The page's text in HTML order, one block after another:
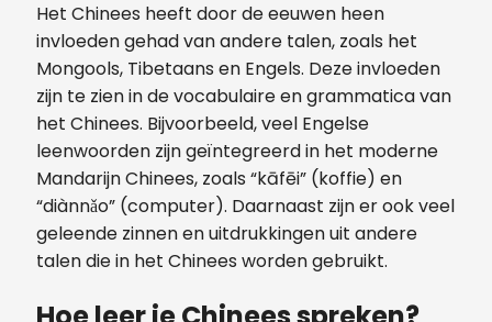
Het Chinees heeft door de eeuwen heen
invloeden gehad van andere talen, zoals het
Mongools, Tibetaans en Engels. Deze invloeden
zijn te zien in de vocabulaire en grammatica van
het Chinees. Bijvoorbeeld, veel Engelse
leenwoorden zijn geïntegreerd in het moderne
Mandarijn Chinees, zoals “kāfēi” (koffie) en
“diànnǎo” (computer). Daarnaast zijn er ook veel
geleende zinnen en uitdrukkingen uit andere
talen die in het Chinees worden gebruikt.